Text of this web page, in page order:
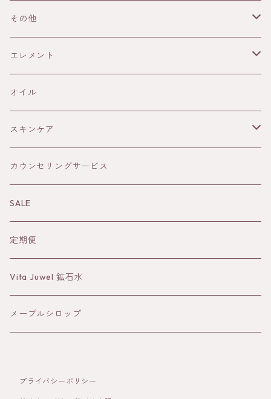
ANAYA
13Honey
ELIXIR
THE AUTHENTIC HONEY
その他
書籍
雑貨
メープルシロップ
エレメント
火
土
風
水
オイル
スキンケア
オイル
Sun&Earth 日焼けどめ
蒸留水
バーム
クレイ
カウンセリングサービス
SALE
定期便
Vita Juwel 鉱石水
メープルシロップ
プライバシーポリシー